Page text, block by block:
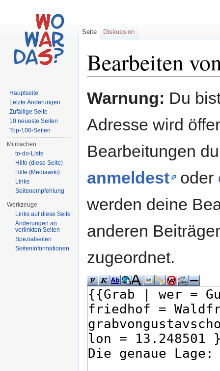
Bearbeiten
Warnung: Du
Adresse wird
Bearbeitungen
anmeldest
oder
werden deine
anderen
zugeordnet.
Seite Diskussion
Hauptseite
Letzte Änderungen
Zufällige Seite
10 neueste Seiten
Top-100-Seiten
Mitmachen
to-do-Liste
Hilfe (diese Seite)
Hilfe (Mediawiki)
Links
Seitenempfehlung
Werkzeuge
Links auf diese Seite
Änderungen an
verlinkten Seiten
Spezialseiten
Seiteninformationen